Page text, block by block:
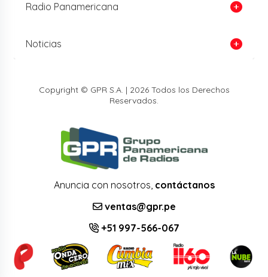
Radio Panamericana
Noticias
Copyright © GPR S.A. | 2026 Todos los Derechos
Reservados.
Anuncia con nosotros, contáctanos
ventas@gpr.pe
+51 997-566-067